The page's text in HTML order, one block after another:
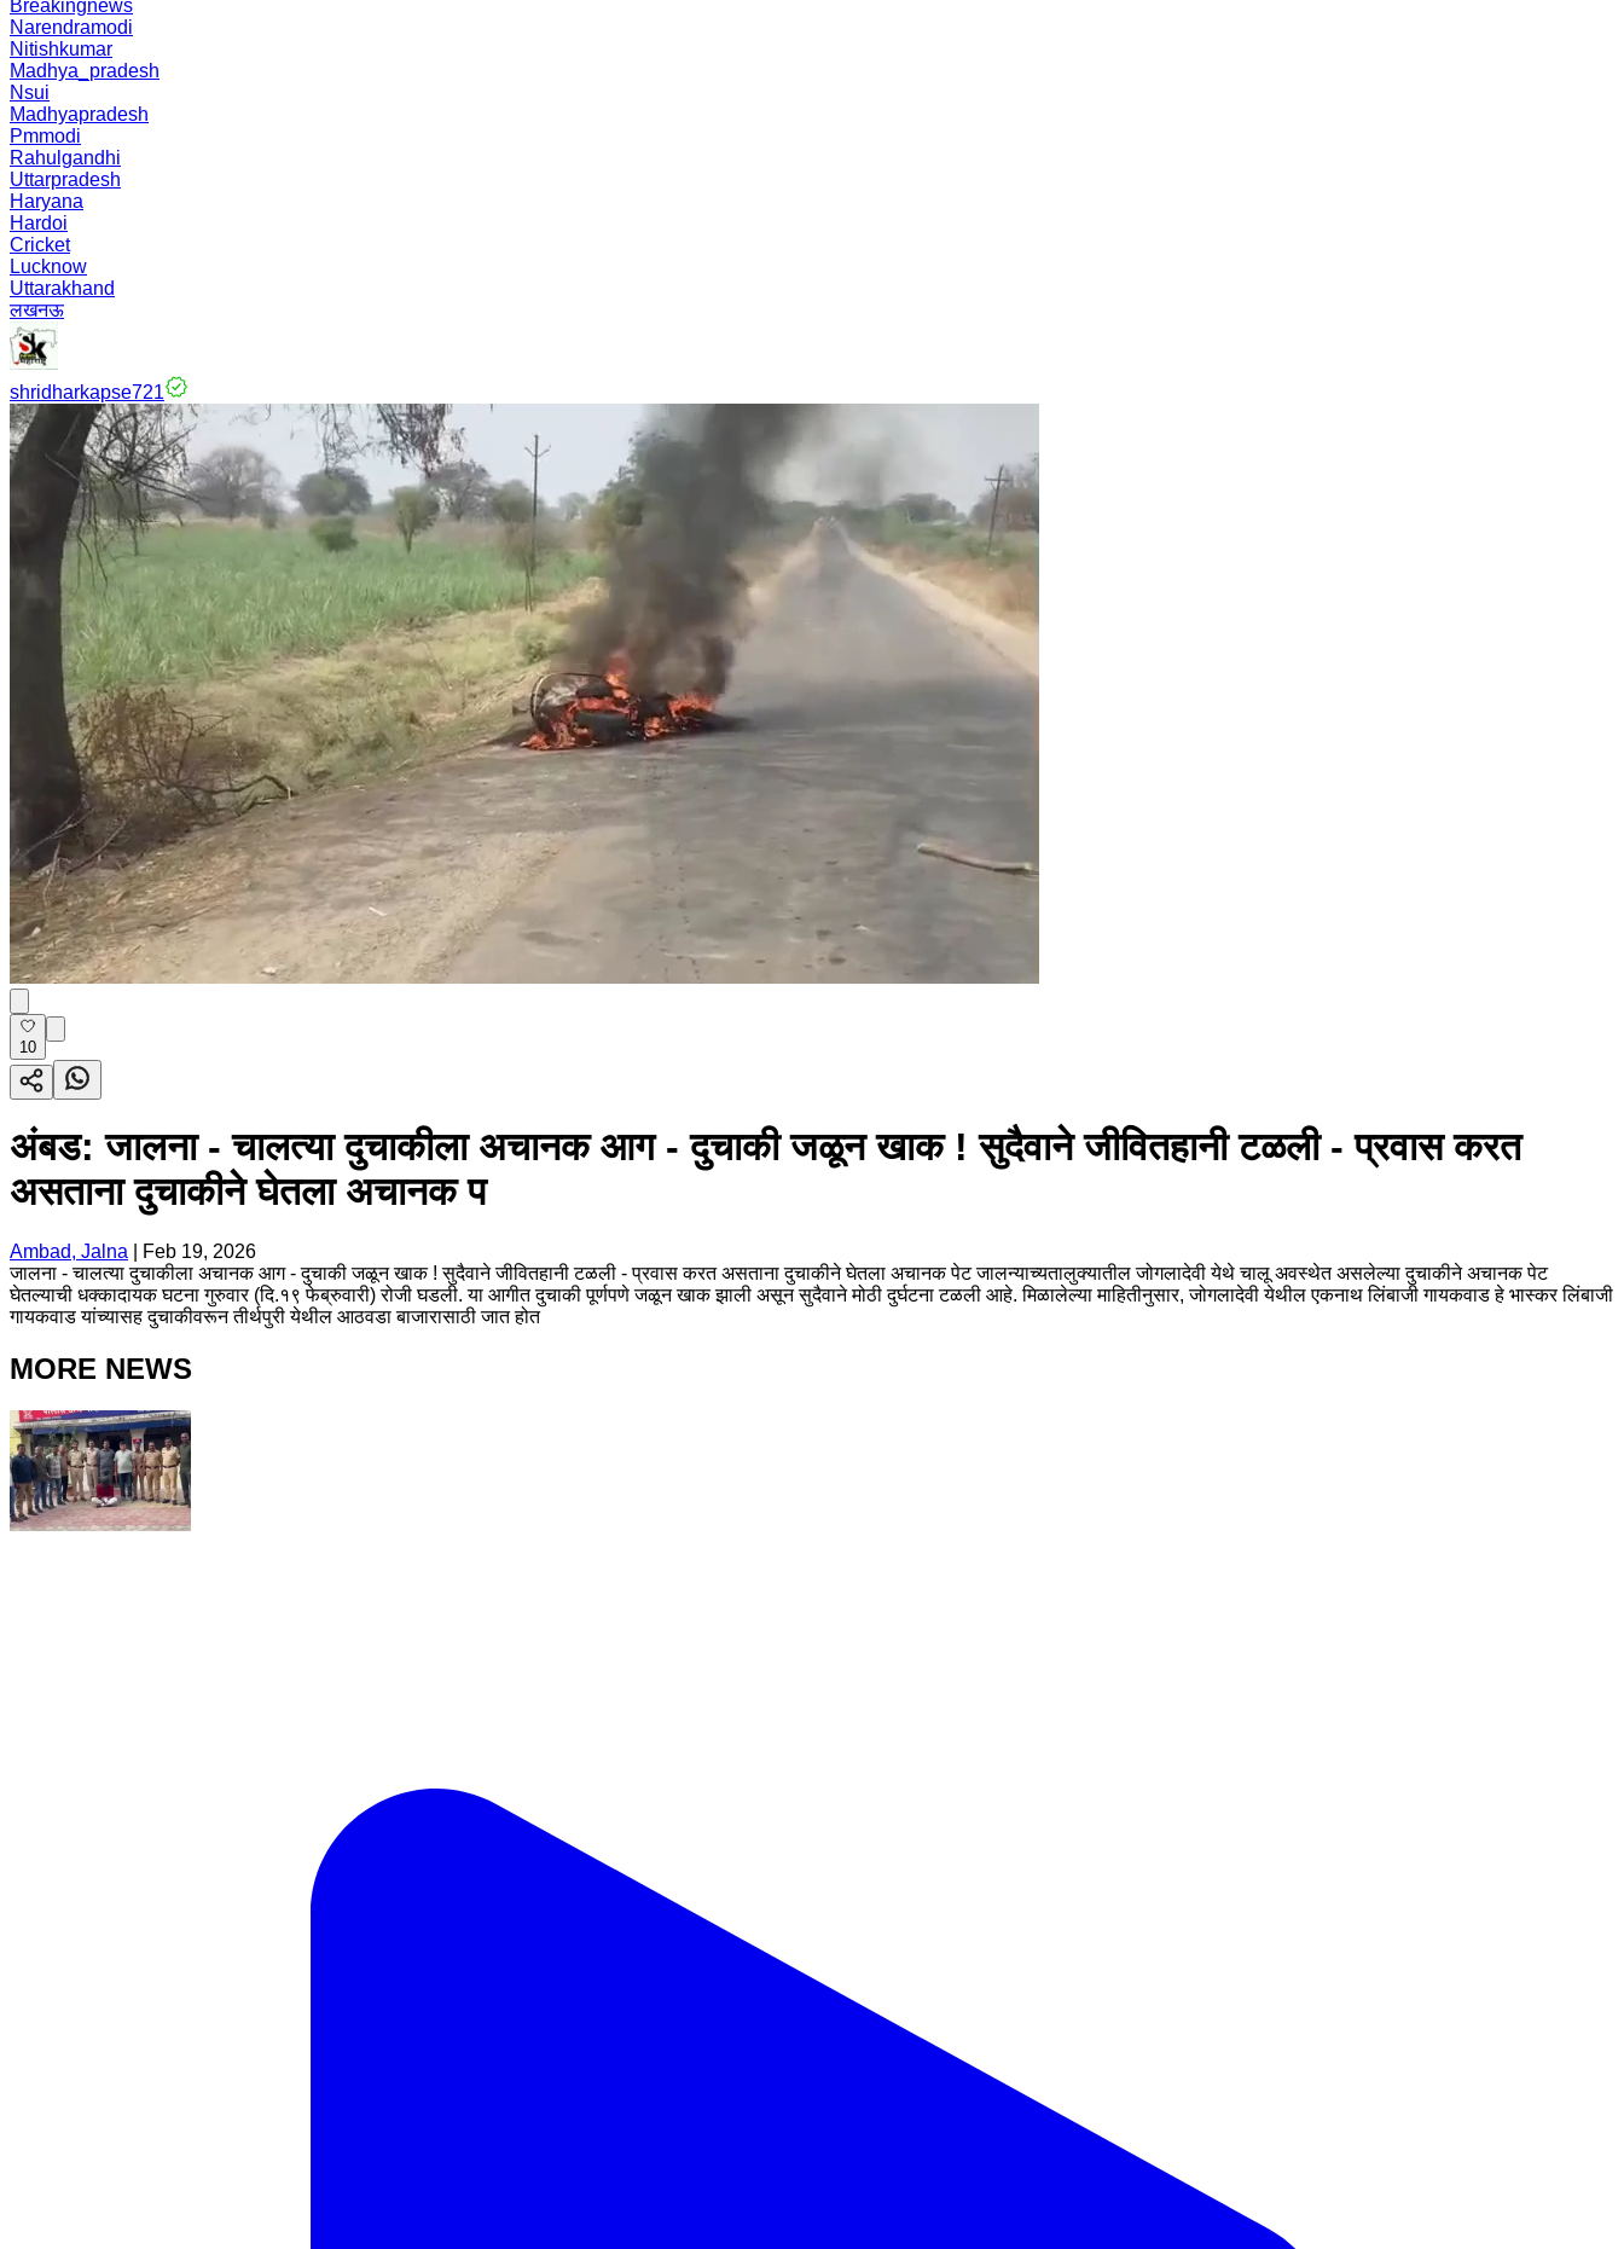
Breakingnews
Narendramodi
Nitishkumar
Madhya_pradesh
Nsui
Madhyapradesh
Pmmodi
Rahulgandhi
Uttarpradesh
Haryana
Hardoi
Cricket
Lucknow
Uttarakhand
लखनऊ
shridharkapse721
10
अंबड: जालना - चालत्या दुचाकीला अचानक आग - दुचाकी जळून खाक ! सुदैवाने जीवितहानी टळली - प्रवास करत
असताना दुचाकीने घेतला अचानक प
Ambad, Jalna
Feb 19, 2026
जालना - चालत्या दुचाकीला अचानक आग - दुचाकी जळून खाक ! सुदैवाने जीवितहानी टळली - प्रवास करत असताना दुचाकीने घेतला अचानक पेट जालन्याच्यतालुक्यातील जोगलादेवी येथे चालू अवस्थेत असलेल्या दुचाकीने अचानक पेट
घेतल्याची धक्कादायक घटना गुरुवार (दि.१९ फेब्रुवारी) रोजी घडली. या आगीत दुचाकी पूर्णपणे जळून खाक झाली असून सुदैवाने मोठी दुर्घटना टळली आहे. मिळालेल्या माहितीनुसार, जोगलादेवी येथील एकनाथ लिंबाजी गायकवाड हे भास्कर लिंबाजी
गायकवाड यांच्यासह दुचाकीवरून तीर्थपुरी येथील आठवडा बाजारासाठी जात होत
MORE NEWS